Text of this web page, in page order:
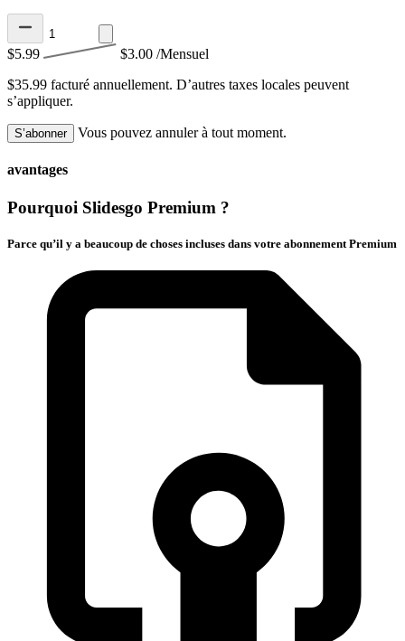
$5.99 $3.00 /Mensuel
$35.99 facturé annuellement. D’autres taxes locales peuvent
s’appliquer.
S’abonner Vous pouvez annuler à tout moment.
avantages
Pourquoi Slidesgo Premium ?
Parce qu’il y a beaucoup de choses incluses dans votre abonnement Premium